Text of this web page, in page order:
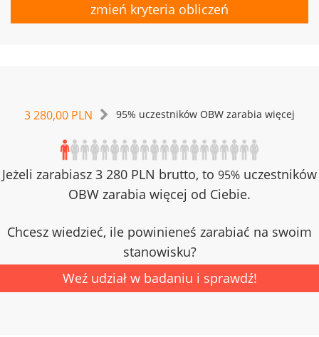
zmień kryteria obliczeń
3 280,00 PLN 95% uczestników OBW zarabia więcej
Jeżeli zarabiasz 3 280 PLN brutto, to 95% uczestników
OBW zarabia więcej od Ciebie.
Chcesz wiedzieć, ile powinieneś zarabiać na swoim
stanowisku?
Weź udział w badaniu i sprawdź!